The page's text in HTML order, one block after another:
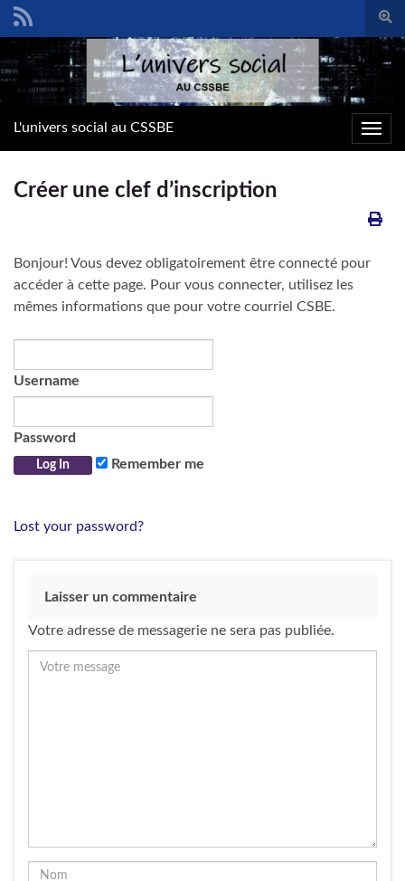
form
Search for:
L'univers social au CSSBE
Créer une clef d’inscription
Bonjour! Vous devez obligatoirement être connecté pour
accéder à cette page. Pour vous connecter, utilisez les
mêmes informations que pour votre courriel CSBE.
Username
Password
Remember me
Lost your password?
Laisser un commentaire
Votre adresse de messagerie ne sera pas publiée.